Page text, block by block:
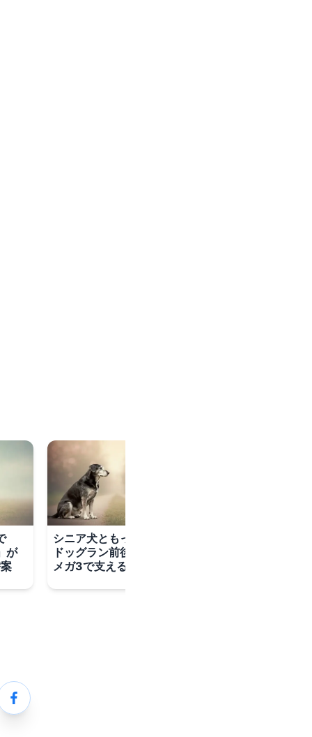
が
シニア犬ともっと楽しむ！
ドッグラン前後のケアとオ
メガ3で支える穏やかな毎日